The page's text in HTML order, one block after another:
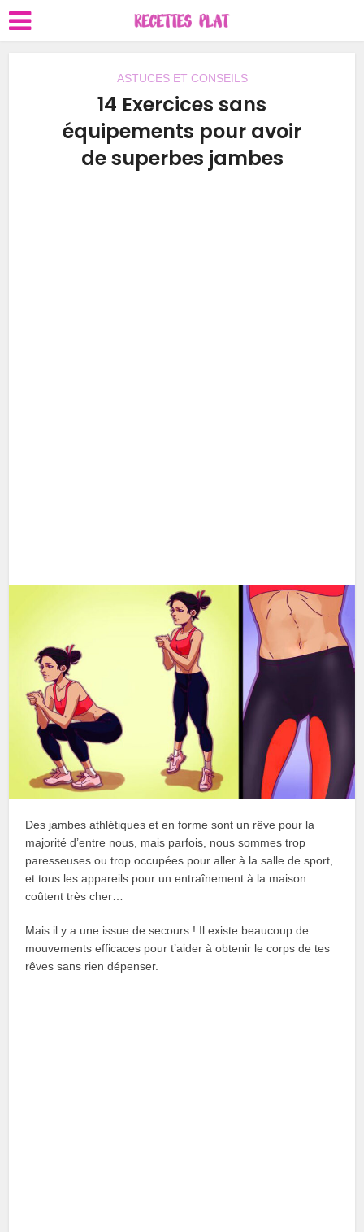
ASTUCES ET CONSEILS
14 Exercices sans
équipements pour avoir
de superbes jambes
Des jambes athlétiques et en forme sont un rêve pour la
majorité d’entre nous, mais parfois, nous sommes trop
paresseuses ou trop occupées pour aller à la salle de sport,
et tous les appareils pour un entraînement à la maison
coûtent très cher…
Mais il y a une issue de secours ! Il existe beaucoup de
mouvements efficaces pour t’aider à obtenir le corps de tes
rêves sans rien dépenser.